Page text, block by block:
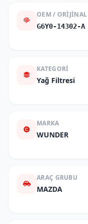
OEM / ORIJINAL
G6Y0-14302-A
KATEGORI
Yağ Filtresi
MARKA
WUNDER
ARAÇ GRUBU
MAZDA